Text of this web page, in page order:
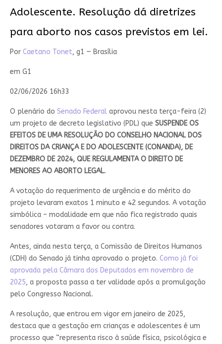
Adolescente. Resolução dá diretrizes
para aborto nos casos previstos em lei.
Por Caetano Tonet, g1 — Brasília
em G1
02/06/2026 16h33
O plenário do Senado Federalaprovou nesta terça-feira (2)
um projeto de decreto legislativo (PDL) que SUSPENDE OS
EFEITOS DE UMA RESOLUÇÃO DO CONSELHO NACIONAL DOS
DIREITOS DA CRIANÇA E DO ADOLESCENTE (CONANDA), DE
DEZEMBRO DE 2024, QUE REGULAMENTA O DIREITO DE
MENORES AO ABORTO LEGAL.
A votação do requerimento de urgência e do mérito do
projeto levaram exatos 1 minuto e 42 segundos. A votação
simbólica – modalidade em que não fica registrado quais
senadores votaram a favor ou contra.
Antes, ainda nesta terça, a Comissão de Direitos Humanos
(CDH) do Senado já tinha aprovado o projeto. Como já foi
aprovada pela Câmara dos Deputados em novembro de
2025, a proposta passa a ter validade após a promulgação
pelo Congresso Nacional.
A resolução, que entrou em vigor em janeiro de 2025,
destaca que a gestação em crianças e adolescentes é um
processo que “representa risco à saúde física, psicológica e